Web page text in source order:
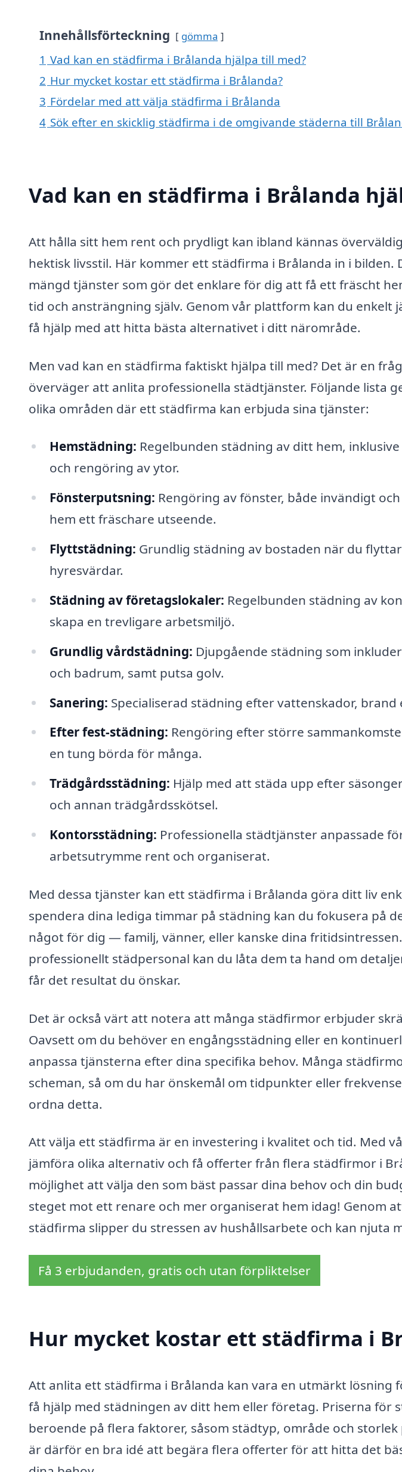
Innehållsförteckning gömma
1 Vad kan en städfirma i Brålanda hjälpa till med?
2 Hur mycket kostar ett städfirma i Brålanda?
3 Fördelar med att välja städfirma i Brålanda
4 Sök efter en skicklig städfirma i de omgivande städerna till
Vad kan en städfirma i Brålanda
Att hålla sitt hem rent och prydligt kan ibland kännas
hektisk livsstil. Här kommer ett städfirma i Brålanda in i bilden.
mängd tjänster som gör det enklare för dig att få ett fräscht
tid och ansträngning själv. Genom vår plattform kan du enkelt
få hjälp med att hitta bästa alternativet i ditt närområde.
Men vad kan en städfirma faktiskt hjälpa till med? Det är en
överväger att anlita professionella städtjänster. Följande lista
olika områden där ett städfirma kan erbjuda sina tjänster:
Hemstädning: Regelbunden städning av ditt hem,
och rengöring av ytor.
Fönsterputsning: Rengöring av fönster, både invändigt
hem ett fräschare utseende.
Flyttstädning: Grundlig städning av bostaden när du
hyresvärdar.
Städning av företagslokaler: Regelbunden städning av
skapa en trevligare arbetsmiljö.
Grundlig vårdstädning: Djupgående städning som
och badrum, samt putsa golv.
Sanering: Specialiserad städning efter vattenskador, brand
Efter fest-städning: Rengöring efter större
en tung börda för många.
Trädgårdsstädning: Hjälp med att städa upp efter
och annan trädgårdsskötsel.
Kontorsstädning: Professionella städtjänster anpassade
arbetsutrymme rent och organiserat.
Med dessa tjänster kan ett städfirma i Brålanda göra ditt liv
spendera dina lediga timmar på städning kan du fokusera på
något för dig — familj, vänner, eller kanske dina
professionellt städpersonal kan du låta dem ta hand om
får det resultat du önskar.
Det är också värt att notera att många städfirmor erbjuder
Oavsett om du behöver en engångsstädning eller en
anpassa tjänsterna efter dina specifika behov. Många
scheman, så om du har önskemål om tidpunkter eller
ordna detta.
Att välja ett städfirma är en investering i kvalitet och tid. Med
jämföra olika alternativ och få offerter från flera städfirmor i
möjlighet att välja den som bäst passar dina behov och din
steget mot ett renare och mer organiserat hem idag! Genom
städfirma slipper du stressen av hushållsarbete och kan njuta
Få 3 erbjudanden, gratis och utan förpliktelser
Hur mycket kostar ett städfirma i
Att anlita ett städfirma i Brålanda kan vara en utmärkt lösning
få hjälp med städningen av ditt hem eller företag. Priserna för
beroende på flera faktorer, såsom städtyp, område och storlek
är därför en bra idé att begära flera offerter för att hitta det